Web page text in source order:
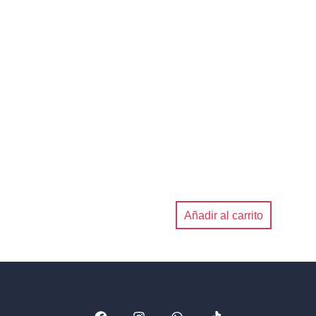
Añadir al carrito
F
I
W
T